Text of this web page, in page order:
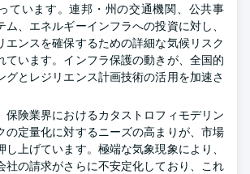
ています。連邦・州の交通機関、公共事
ム、エネルギーインフラへの投資に対し、
エンスを確保するための詳細な気候リスク
ています。インフラ保護の動きが、全国的
グとレジリエンス計画技術の活用を加速さ
保険業界におけるカタストロフィモデリン
の定量化に対するニーズの高まりが、市場
し上げています。極端な気象現象により、
社の請求がさらに不安定化しており、これ